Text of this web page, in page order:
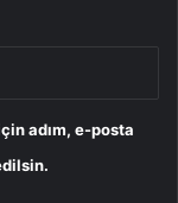
adım, e-posta